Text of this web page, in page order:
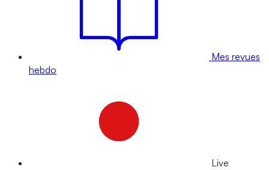
Mes revues
hebdo
Live